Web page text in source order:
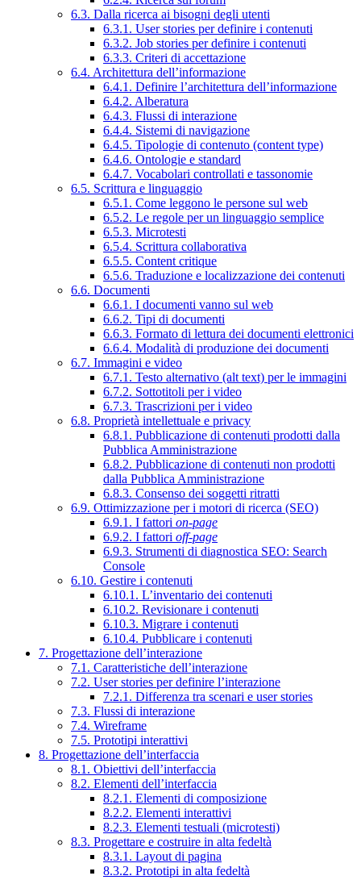
6.3. Dalla ricerca ai bisogni degli utenti
6.3.1. User stories per definire i contenuti
6.3.2. Job stories per definire i contenuti
6.3.3. Criteri di accettazione
6.4. Architettura dell’informazione
6.4.1. Definire l’architettura dell’informazione
6.4.2. Alberatura
6.4.3. Flussi di interazione
6.4.4. Sistemi di navigazione
6.4.5. Tipologie di contenuto (content type)
6.4.6. Ontologie e standard
6.4.7. Vocabolari controllati e tassonomie
6.5. Scrittura e linguaggio
6.5.1. Come leggono le persone sul web
6.5.2. Le regole per un linguaggio semplice
6.5.3. Microtesti
6.5.4. Scrittura collaborativa
6.5.5. Content critique
6.5.6. Traduzione e localizzazione dei contenuti
6.6. Documenti
6.6.1. I documenti vanno sul web
6.6.2. Tipi di documenti
6.6.3. Formato di lettura dei documenti elettronici
6.6.4. Modalità di produzione dei documenti
6.7. Immagini e video
6.7.1. Testo alternativo (alt text) per le immagini
6.7.2. Sottotitoli per i video
6.7.3. Trascrizioni per i video
6.8. Proprietà intellettuale e privacy
6.8.1. Pubblicazione di contenuti prodotti dalla
Pubblica Amministrazione
6.8.2. Pubblicazione di contenuti non prodotti
dalla Pubblica Amministrazione
6.8.3. Consenso dei soggetti ritratti
6.9. Ottimizzazione per i motori di ricerca (SEO)
6.9.1. I fattori on-page
6.9.2. I fattori off-page
6.9.3. Strumenti di diagnostica SEO: Search
Console
6.10. Gestire i contenuti
6.10.1. L’inventario dei contenuti
6.10.2. Revisionare i contenuti
6.10.3. Migrare i contenuti
6.10.4. Pubblicare i contenuti
7. Progettazione dell’interazione
7.1. Caratteristiche dell’interazione
7.2. User stories per definire l’interazione
7.2.1. Differenza tra scenari e user stories
7.3. Flussi di interazione
7.4. Wireframe
7.5. Prototipi interattivi
8. Progettazione dell’interfaccia
8.1. Obiettivi dell’interfaccia
8.2. Elementi dell’interfaccia
8.2.1. Elementi di composizione
8.2.2. Elementi interattivi
8.2.3. Elementi testuali (microtesti)
8.3. Progettare e costruire in alta fedeltà
8.3.1. Layout di pagina
8.3.2. Prototipi in alta fedeltà